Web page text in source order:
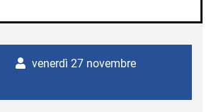
venerdì 27 novembre